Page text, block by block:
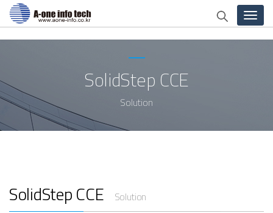
Toggle
SolidStep CCE
Solution
SolidStep CCE Solution